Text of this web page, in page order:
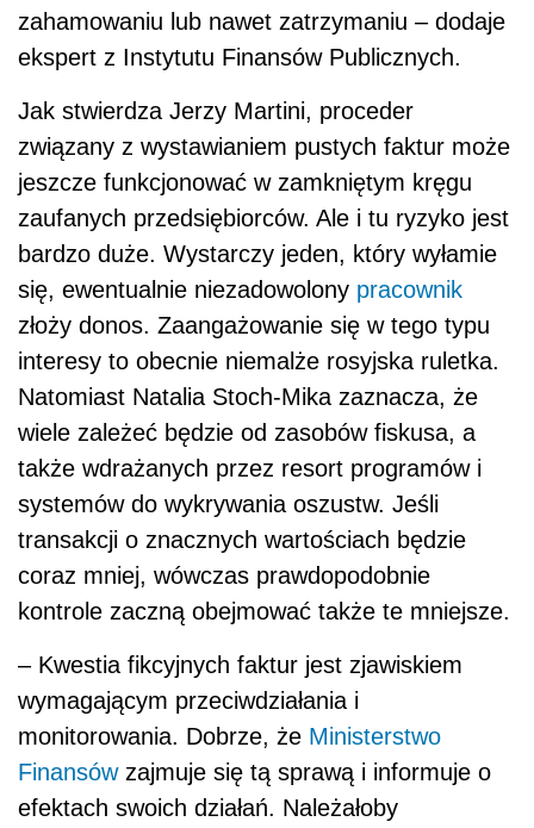
zahamowaniu lub nawet zatrzymaniu – dodaje
ekspert z Instytutu Finansów Publicznych.
Jak stwierdza Jerzy Martini, proceder
związany z wystawianiem pustych faktur może
jeszcze funkcjonować w zamkniętym kręgu
zaufanych przedsiębiorców. Ale i tu ryzyko jest
bardzo duże. Wystarczy jeden, który wyłamie
się, ewentualnie niezadowolony pracownik
złoży donos. Zaangażowanie się w tego typu
interesy to obecnie niemalże rosyjska ruletka.
Natomiast Natalia Stoch-Mika zaznacza, że
wiele zależeć będzie od zasobów fiskusa, a
także wdrażanych przez resort programów i
systemów do wykrywania oszustw. Jeśli
transakcji o znacznych wartościach będzie
coraz mniej, wówczas prawdopodobnie
kontrole zaczną obejmować także te mniejsze.
– Kwestia fikcyjnych faktur jest zjawiskiem
wymagającym przeciwdziałania i
monitorowania. Dobrze, że Ministerstwo
Finansówzajmuje się tą sprawą i informuje o
efektach swoich działań. Należałoby